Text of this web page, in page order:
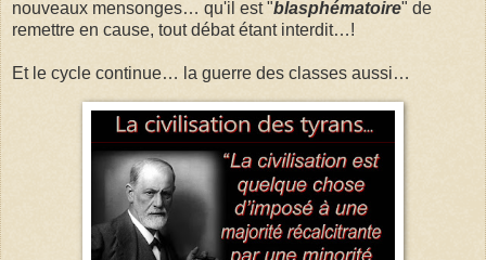
nouveaux mensonges… qu'il est "blasphématoire" de
remettre en cause, tout débat étant interdit…!
Et le cycle continue… la guerre des classes aussi…